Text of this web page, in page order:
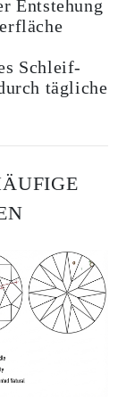
Entstehung
Schleif-
tägliche